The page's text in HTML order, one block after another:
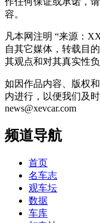
容。
凡本网注明 “来源：
自其它媒体，转载目
其观点和对其真实性负
如因作品内容、版权
内进行，以便我们及时
news@xevcar.com
频道导航
首页
名车志
观车坛
数据
车库